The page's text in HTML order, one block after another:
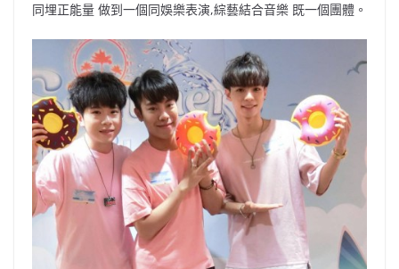
同埋正能量 做到一個同娛樂表演,綜藝結合音樂 既一個團體。